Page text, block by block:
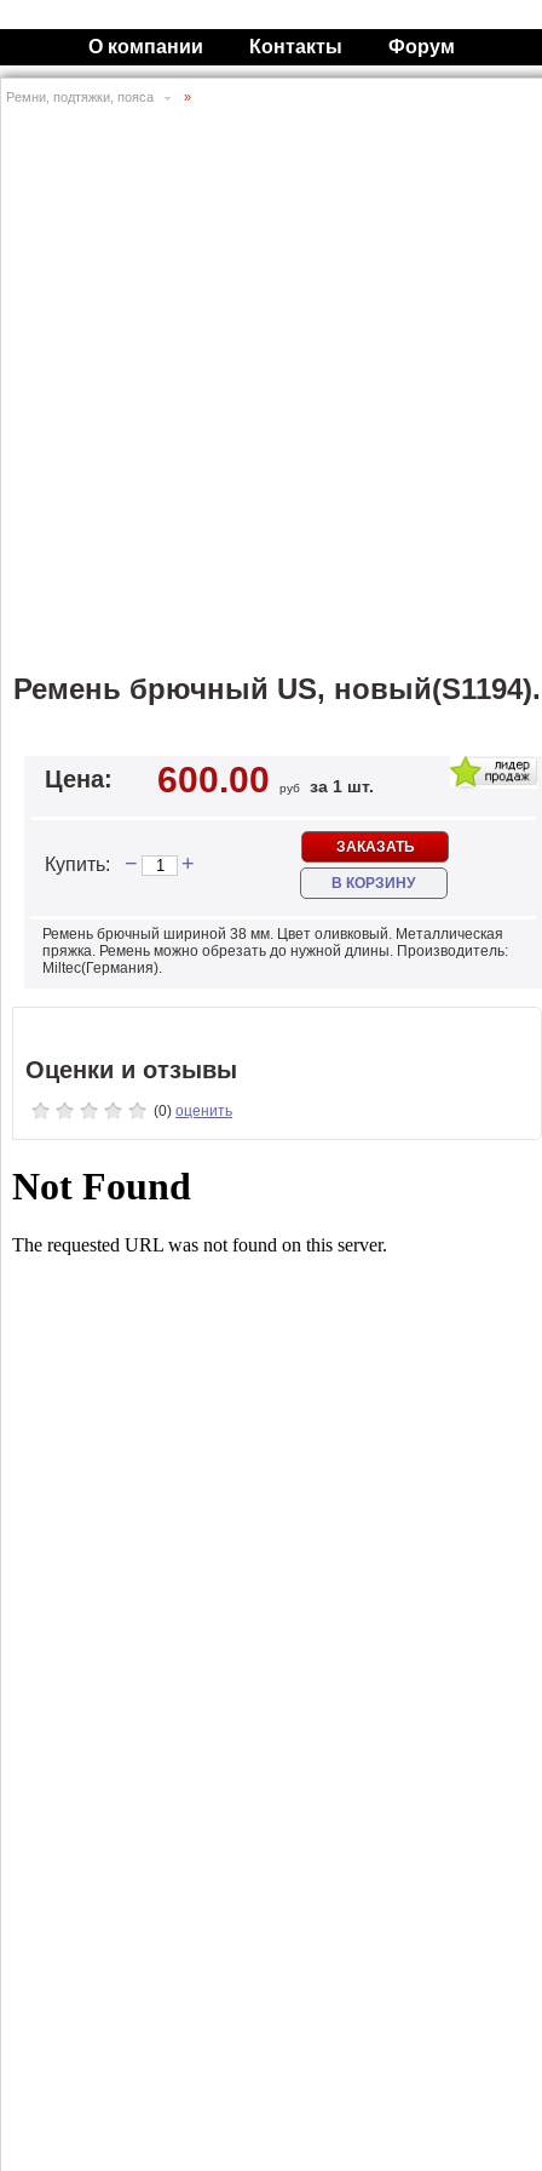
О компании Контакты Форум
Ремни, подтяжки, пояса »
Ремень брючный US, новый(S1194).
Цена: 600.00 руб за 1 шт.
Купить: − +
ЗАКАЗАТЬ
В КОРЗИНУ
Ремень брючный шириной 38 мм. Цвет оливковый. Металлическая
пряжка. Ремень можно обрезать до нужной длины. Производитель:
Miltec(Германия).
Оценки и отзывы
(0) оценить